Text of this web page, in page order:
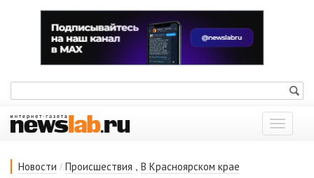
Показать
меню
Новости / Происшествия , В Красноярском крае